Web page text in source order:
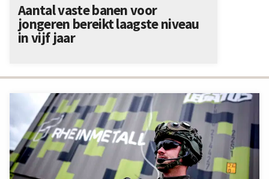
Aantal vaste banen voor
jongeren bereikt laagste niveau
in vijf jaar